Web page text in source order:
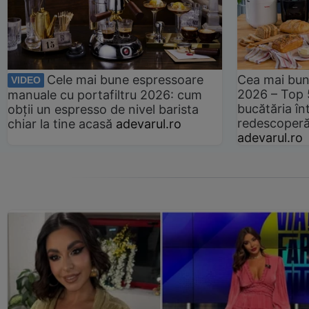
VIDEO
Cele mai bune espressoare
manuale cu portafiltru 2026: cum
obții un espresso de nivel barista
chiar la tine acasă adevarul.ro
Cea mai
2026 –
bucătăria
adevarul.ro